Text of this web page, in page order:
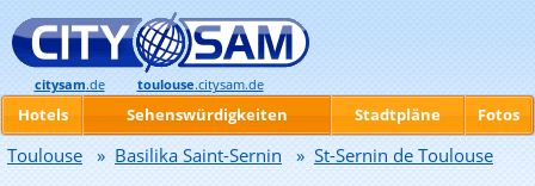
citysam.de toulouse.citysam.de
Hotels Sehenswürdigkeiten Stadtpläne Fotos
Toulouse » Basilika Saint-Sernin » St-Sernin de Toulouse